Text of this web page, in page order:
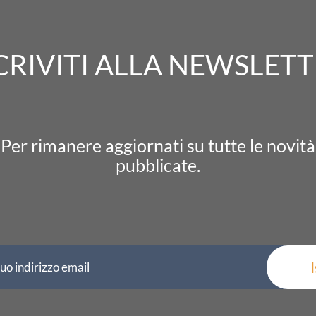
ALLA
Per rimanere aggiornati su tutte le novità
pubblicate.